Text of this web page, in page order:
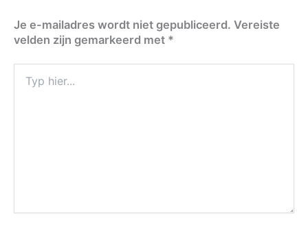
Je e-mailadres wordt niet gepubliceerd. Vereiste
velden zijn gemarkeerd met *
hier...